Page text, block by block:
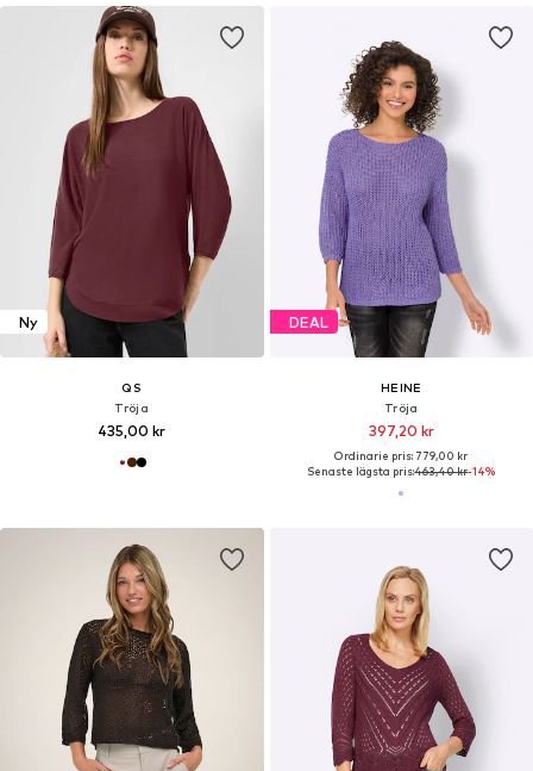
Ny
QS
Tröja
435,00 kr
DEAL
HEINE
Tröja
397,20 kr
Ordinarie pris: 779,00 kr
Senaste lägsta pris:463,40 kr-14%